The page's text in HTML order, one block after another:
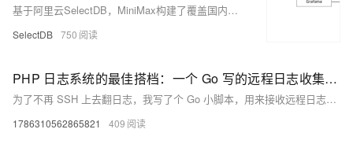
基于阿里云SelectDB，MiniMax构建了覆盖国内及海外业务的日志可观测中台，总体数据规模超过数PB，日均新增日志写入量达数百TB。系统在P95分位查询场景下的响应时间小于3秒，峰值时刻实现了超过10GB/s的读写吞吐。通过存算分离、高压缩比算法和单副本热缓存等技术手段，MiniMax在优化性能的同时显著降低了建设成本，计算资源用量降低40%，热数据存储用量降低50%，为未来业务的高速发展和技术演进奠定了坚实基础。
SelectDB 750
PHP 日志系统的最佳搭档：一个 Go 写的远程日志收集服务
为了不再 SSH 上去翻日志，我写了个 Go 小脚本，用来接收远程日志。PHP 负责记录日志，Go 负责存储和展示，按天存储、支持 API 访问、可远程管理，终于能第一时间知道项目炸了。
1786310562865821 409